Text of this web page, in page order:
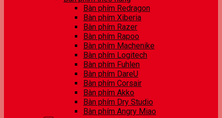
Bàn phím Redragon
Bàn phím Xiberia
Bàn phím Razer
Bàn phím Rapoo
Bàn phím Machenike
Bàn phím Logitech
Bàn phím Fuhlen
Bàn phím DareU
Bàn phím Corsair
Bàn phím Akko
Bàn phím Dry Studio
Bàn phím Angry Miao